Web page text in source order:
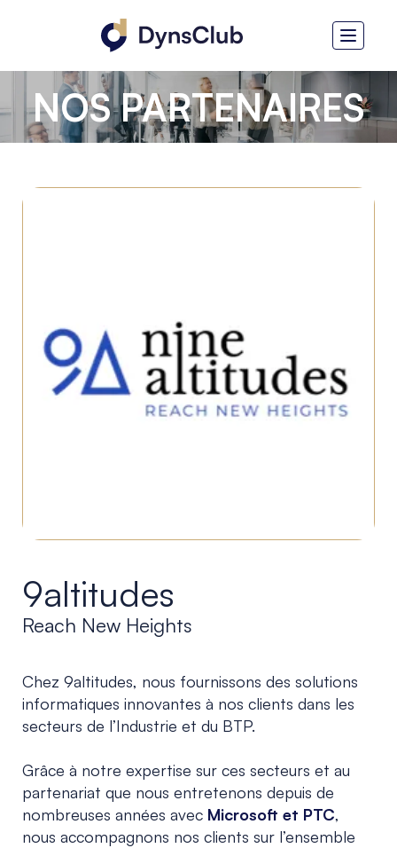
NOS PARTENAIRES
9altitudes
Reach New Heights
Chez 9altitudes, nous fournissons des solutions
informatiques innovantes à nos clients dans les
secteurs de l’Industrie et du BTP.
Grâce à notre expertise sur ces secteurs et au
partenariat que nous entretenons depuis de
nombreuses années avec Microsoft et PTC,
nous accompagnons nos clients sur l’ensemble